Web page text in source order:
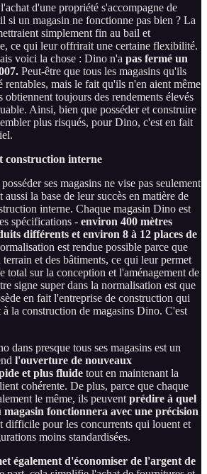
d'une propriété s'accompagne de
si un magasin ne fonctionne pas bien ? La
simplement fin au bail et
ce qui leur offrirait une certaine flexibilité.
voici la chose : Dino n'a pas fermé un
Peut-être que tous les magasins qu'ils
rentables, mais le fait qu'ils n'en aient même
toujours des rendements élevés
Ainsi, bien que posséder et construire
plus risqués, pour Dino, c'est en fait
construction interne
ses magasins ne vise pas seulement
aussi la base de leur succès en matière de
interne. Chaque magasin Dino est
spécifications - environ 400 mètres
différents et environ 8 à 12 places de
est rendue possible parce que
et des bâtiments, ce qui leur permet
total sur la conception et l'aménagement de
signe super dans la normalisation est que
en fait l'entreprise de construction qui
à la construction de magasins Dino. C'est
dans presque tous ses magasins est un
l'ouverture de nouveaux
et plus fluide tout en maintenant la
cohérente. De plus, parce que chaque
le même, ils peuvent prédire à quel
fonctionnera avec une précision
difficile pour les concurrents qui louent et
moins standardisées.
également d'économiser de l'argent de